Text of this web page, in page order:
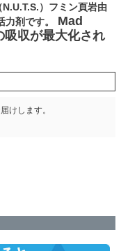
）フミン頁岩由
剤です。
Mad
収が最大化され
けします。